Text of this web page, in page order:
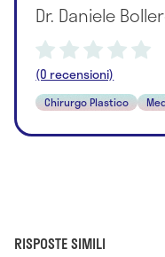
Dr. Daniele
(0 recensioni)
Chirurgo Plastico
RISPOSTE SIMILI